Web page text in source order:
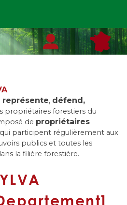
représente, défend,
propriétaires forestiers du
de propriétaires
qui participent régulièrement aux
publics et toutes les
la filière forestière.